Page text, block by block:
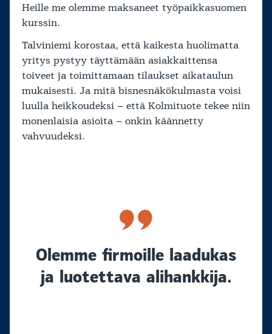
Heille me olemme maksaneet työpaikkasuomen
kurssin.
Talviniemi korostaa, että kaikesta huolimatta
yritys pystyy täyttämään asiakkaittensa
toiveet ja toimittamaan tilaukset aikataulun
mukaisesti. Ja mitä bisnesnäkökulmasta voisi
luulla heikkoudeksi – että Kolmituote tekee niin
monenlaisia asioita – onkin käännetty
vahvuudeksi.
Olemme firmoille laadukas
ja luotettava alihankkija.